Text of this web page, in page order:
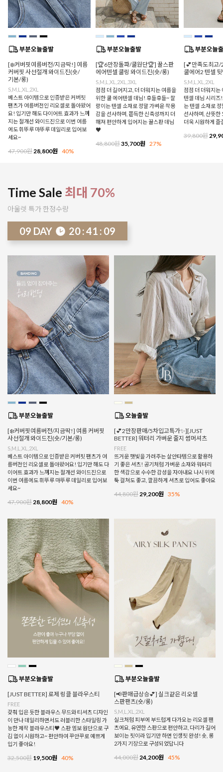
[❄️커버핏여름버전/지금딱!] 여름
커버핏 사선절개 와이드진(숏/
기본/롱)
S,M,L,XL,2XL
베스트 아이템으로 인증받은 커버핏
팬츠가 여름버전인 리오셀로 돌아왔어
요! 입기만 해도 다이어트 효과가 느껴
지는 절개선 와이드진으로 이번 여름
에도 휘뚜루 마뚜루 데일리로 입어보
세요~
47,900원 28,800원 40%
[🏆6만장돌파/쿨원단🏆] 꿀스판
에어텐셀 쿨링 와이드진(숏/롱)
S,M,L,XL,2XL,3XL
점점 더 길어지고, 더 더워지는 여름을
위한 쿨 에어텐셀 데님! 후들후들~ 찰
랑이는 텐셀 소재로 정말 가벼운 착용
감을 선사하며, 쫀득한 신축성까지 더
해져 편안하게 입어지는 꿀스판 데님
♥
48,800원35,700원 27%
[💕만족도최고/
쿨에어2 텐셀
S,M,L,XL,2XL
점점 더 더워지는
텐셀 데님 시리즈
는 텐셀 소재로
선사하며, 산뜻한
더욱 시원하게
39,800원
Time Sale 최대 70%
아울렛 특가 한정수량
09 DAY 20:41 : 04
[❄️커버핏여름버전/지금딱!] 여름 커버핏
사선절개 와이드진(숏/기본/롱)
S,M,L,XL,2XL
베스트 아이템으로 인증받은 커버핏 팬츠가 여
름버전인 리오셀로 돌아왔어요! 입기만 해도 다
이어트 효과가 느껴지는 절개선 와이드진으로
이번 여름에도 휘뚜루 마뚜루 데일리로 입어보
세요~
47,900원 28,800원 40%
[💕2만장판매/5차입고특가✨][JUST
BETTER] 워터리 가벼운 줄지 썸머셔츠
FREE
뜨거운 햇빛을 가려주는 살안타템으로 활용하
기 좋은 셔츠! 공기처럼 가벼운 소재와 워터리
한 색감으로 수수한 감성을 자아내요 나시 위에
툭 걸쳐도 좋고, 깔끔하게 셔츠로 입어도 좋아요
44,800원 29,200원 35%
[JUST BETTER] 로제 링클 블라우스티
FREE
갖춰 입은 듯한 블라우스 무드와 티셔츠 디자인
이 만나 데일리하면서도 러블리한 스타일링 가
능한 제작 블라우스티♥ 스판 엠보 원단으로 구
김 없이 시원하고~ 편안하여 꾸안꾸로 예쁘게
입기 좋아요!
32,500원 19,500원 40%
[📢판매급상승💕] 실크같은 리오셀
스판팬츠(숏/롱)
S,M,L,XL,2XL
실크처럼 피부에 부드럽게 다가오는 리오셀 팬
츠에요, 유연한 스판으로 편안하고, 다리가 길어
보이는 핏이라 입기만 하면 인생핏 완성! 숏, 롱
2가지 기장으로 구성되었답니다
44,000원 24,200원 45%